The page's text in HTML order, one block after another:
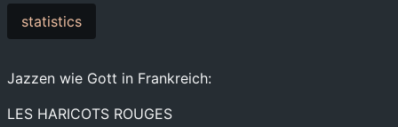
statistics
Jazzen wie Gott in Frankreich:
LES HARICOTS ROUGES